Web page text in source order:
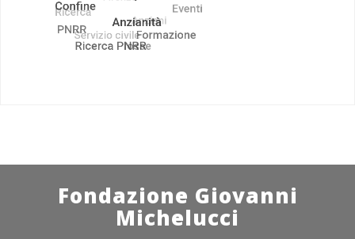
Fondazione Giovanni
Michelucci